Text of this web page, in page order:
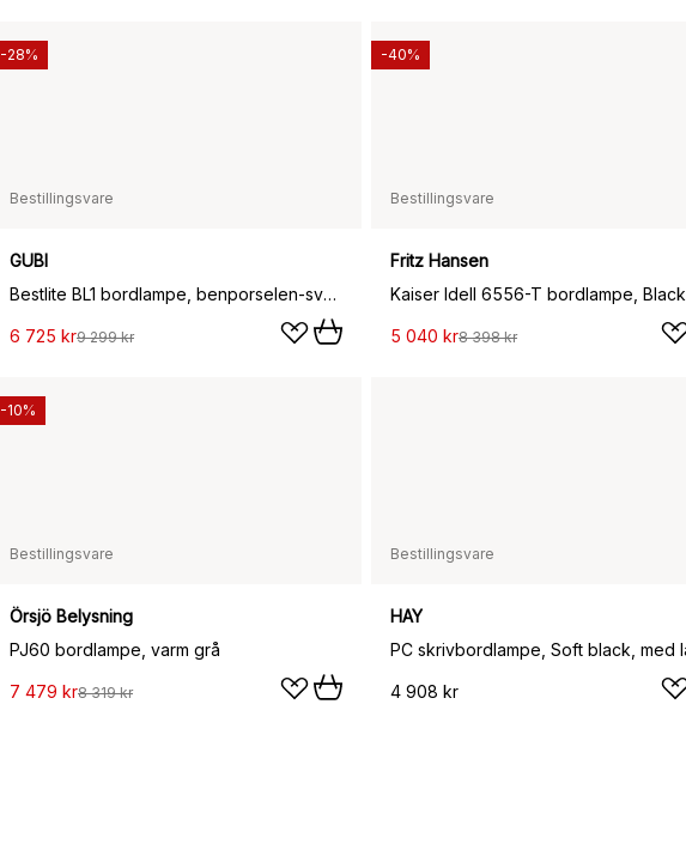
Bestillingsvare
GUBI
Bestlite BL1 bordlampe, benporselen-svart
6 725 kr9 299 kr
-28%
Bestillingsvare
Fritz Hansen
Kaiser Idell 6556-T bordlampe, Black
5 040 kr8 398 kr
-40%
Bestillingsvare
Örsjö Belysning
PJ60 bordlampe, varm grå
7 479 kr8 319 kr
-10%
Bestillingsvare
HAY
4 908 kr